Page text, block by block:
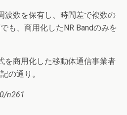
波数を保有し、時間差で複数の
も、商用化したNR Bandのみを
を商用化した移動体通信事業者
の通り。
n261